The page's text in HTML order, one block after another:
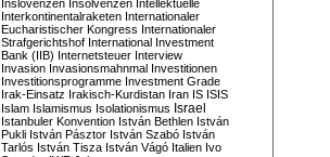
Inslovenzen Insolvenzen Intellektuelle
Interkontinentalraketen Internationaler
Eucharistischer Kongress Internationaler
Strafgerichtshof International Investment
Bank (IIB) Internetsteuer Interview
Invasion Invasionsmahnmal Investitionen
Investitionsprogramme Investment Grade
Irak-Einsatz Irakisch-Kurdistan Iran IS ISIS
Islam Islamismus Isolationismus Israel
Istanbuler Konvention István Bethlen István
Pukli István Pásztor István Szabó István
Tarlós István Tisza István Vágó Italien Ivo